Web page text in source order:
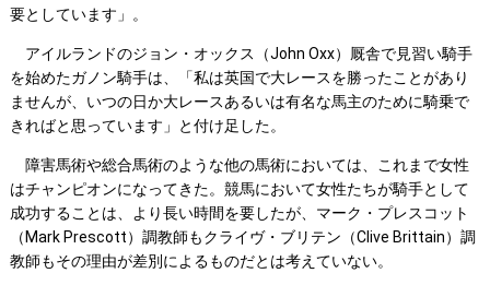
要としています」。
アイルランドのジョン・オックス（John Oxx）厩舎で見習い騎手
を始めたガノン騎手は、「私は英国で大レースを勝ったことがあり
ませんが、いつの日か大レースあるいは有名な馬主のために騎乗で
きればと思っています」と付け足した。
障害馬術や総合馬術のような他の馬術においては、これまで女性
はチャンピオンになってきた。競馬において女性たちが騎手として
成功することは、より長い時間を要したが、マーク・プレスコット
（Mark Prescott）調教師もクライヴ・ブリテン（Clive Brittain）調
教師もその理由が差別によるものだとは考えていない。